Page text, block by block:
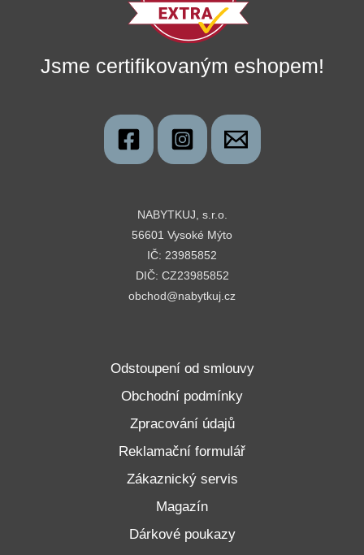
Jsme certifikovaným eshopem!
NABYTKUJ, s.r.o.
56601 Vysoké Mýto
IČ: 23985852
DIČ: CZ23985852
obchod@nabytkuj.cz
Odstoupení od smlouvy
Obchodní podmínky
Zpracování údajů
Reklamační formulář
Zákaznický servis
Magazín
Dárkové poukazy